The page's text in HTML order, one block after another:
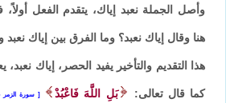
وأصل الجملة نعبد إياك، يتقدم الفعل أولاً،
هنا وقال إياك نعبد؟ وما الفرق بين إياك
هذا التقديم والتأخير يفيد الحصر، إياك نعبد،
كما قال تعالى: بَلِ اللَّهَ فَاعْبُدْ سورة الزمر 66